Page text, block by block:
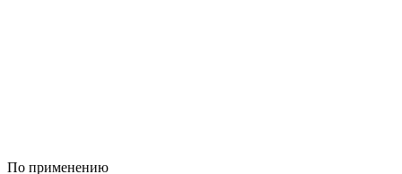
По применению